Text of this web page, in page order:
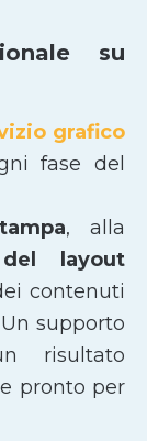
su
grafico
fase del
, alla
layout
contenuti
supporto
risultato
pronto per